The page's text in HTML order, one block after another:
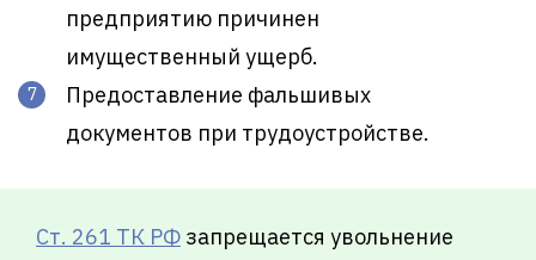
предприятию причинен
имущественный ущерб.
Предоставление фальшивых
документов при трудоустройстве.
Ст. 261 ТК РФ запрещается увольнение